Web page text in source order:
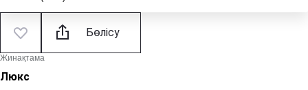
Бөлісу
Жинақтама
Люкс